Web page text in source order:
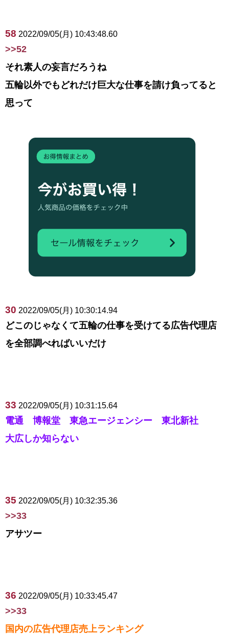
58 2022/09/05(月) 10:43:48.60
>>52
それ素人の妄言だろうね
五輪以外でもどれだけ巨大な仕事を請け負ってると
思って
30 2022/09/05(月) 10:30:14.94
どこのじゃなくて五輪の仕事を受けてる広告代理店
を全部調べればいいだけ
33 2022/09/05(月) 10:31:15.64
電通 博報堂 東急エージェンシー 東北新社
大広しか知らない
35 2022/09/05(月) 10:32:35.36
>>33
アサツー
36 2022/09/05(月) 10:33:45.47
>>33
国内の広告代理店売上ランキング